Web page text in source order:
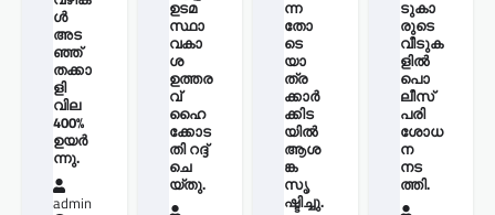
ൾ
അട
ഞ്ഞ്
തക്കാ
ളി
വില
400%
ഉയർ
ന്നു.
admin
ഉടമ
സ്ഥാ
വകാ
ശ
ഉത്തര
വ്
ഹൈ
ക്കോട
തി റദ്ദ്
ചെ
യ്തു.
ന്ന
തോ
ടെ
യാ
ത്ര
ക്കാർ
ക്കിട
യിൽ
ആശ
ങ്ക
സൃ
ഷ്ടിച്ചു.
ടുകാ
രുടെ
വീടുക
ളില്‍
പൊ
ലീസ്
പരി
ശോധ
ന
നട
ത്തി.